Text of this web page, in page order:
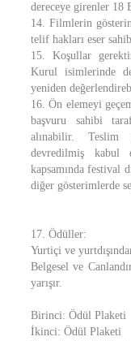
dereceye girenler 18
14. Filmlerin
telif hakları eser
15. Koşullar
Kurul isimlerinde
yeniden
16. Ön elemeyi
başvuru sahibi
alınabilir. Teslim
devredilmiş
kapsamında festival
diğer gösterimlerde
17. Ödüller:
Yurtiçi ve
Belgesel ve
yarışır.
Birinci: Ödül Plaketi
İkinci: Ödül Plaketi